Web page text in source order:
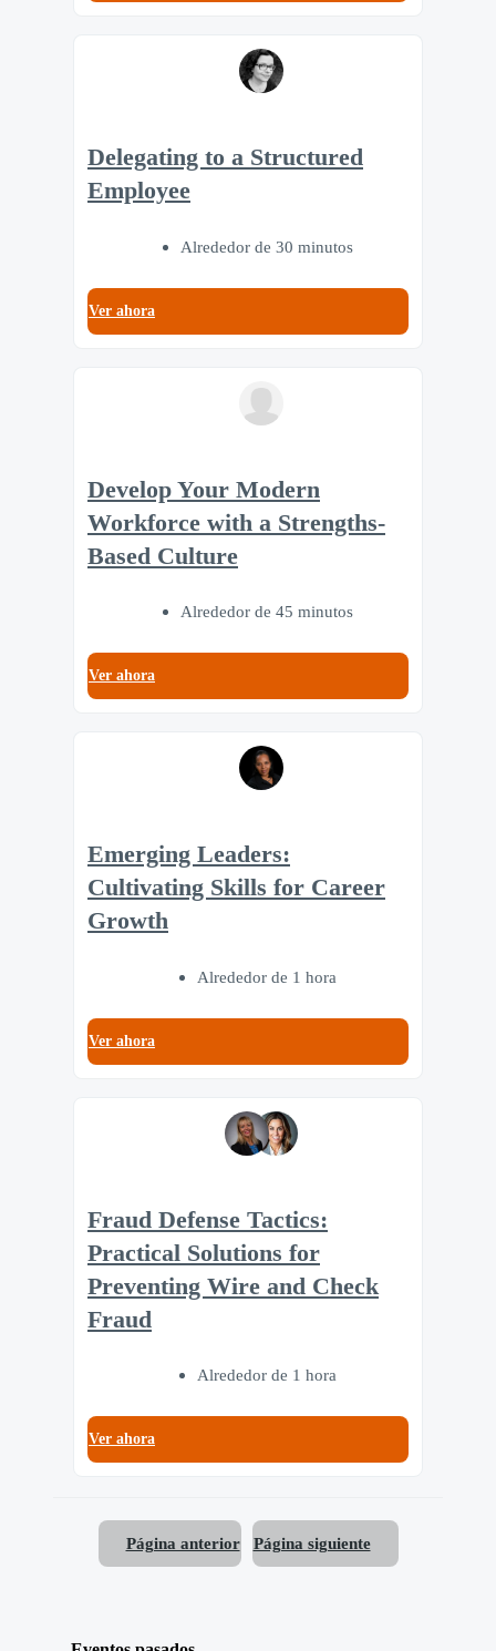
Delegating to a Structured
Employee
Alrededor de 30 minutos
Ver ahora
Develop Your Modern
Workforce with a Strengths-
Based Culture
Alrededor de 45 minutos
Ver ahora
Emerging Leaders:
Cultivating Skills for Career
Growth
Alrededor de 1 hora
Ver ahora
Fraud Defense Tactics:
Practical Solutions for
Preventing Wire and Check
Fraud
Alrededor de 1 hora
Ver ahora
Página anterior Página siguiente